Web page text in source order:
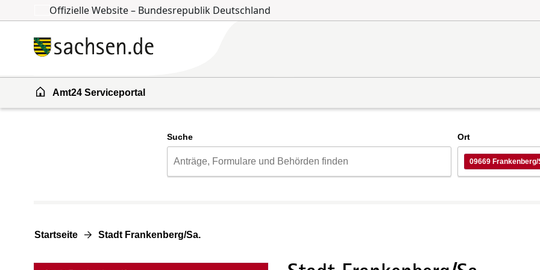
Zum Inhalt springen
Zur Suche springen
Offizielle Website – Bundesrepublik Deutschland
Amt24 Serviceportal
Suche Ort
09669 Frankenberg/
Startseite Stadt Frankenberg/Sa.